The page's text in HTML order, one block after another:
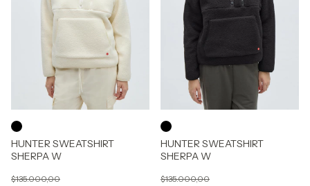
HUNTER SWEATSHIRT
SHERPA W
$135.000,00
HUNTER SWEATSHIRT
SHERPA W
$135.000,00